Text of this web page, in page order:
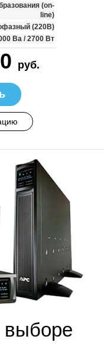
(on-
line)
(220В)
Ва / 2700 Вт
руб.